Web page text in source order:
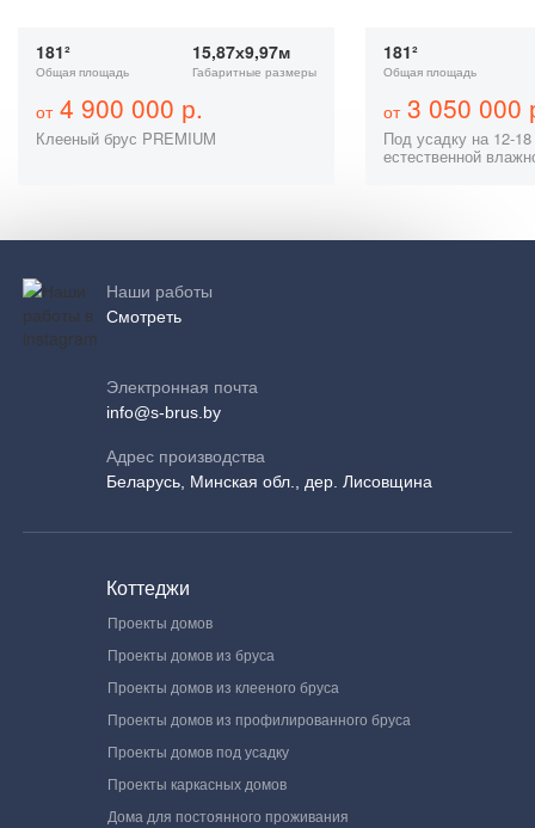
181²
Общая площадь
15,87х9,97м
Габаритные размеры
от4 900 000 р.
Клееный брус PREMIUM
181²
Общая площадь
от3 050 000
Под усадку на 12-
естественной
Наши работы
Смотреть
Электронная почта
info@s-brus.by
Адрес производства
Беларусь, Минская обл., дер. Лисовщина
Коттеджи
Проекты домов
Проекты домов из бруса
Проекты домов из клееного бруса
Проекты домов из профилированного бруса
Проекты домов под усадку
Проекты каркасных домов
Дома для постоянного проживания